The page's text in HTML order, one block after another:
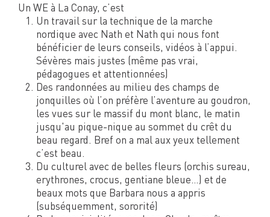
Un WE à La Conay, c’est
Un travail sur la technique de la marche
nordique avec Nath et Nath qui nous font
bénéficier de leurs conseils, vidéos à l’appui.
Sévères mais justes (même pas vrai,
pédagogues et attentionnées)
Des randonnées au milieu des champs de
jonquilles où l’on préfère l’aventure au goudron,
les vues sur le massif du mont blanc, le matin
jusqu'au pique-nique au sommet du crêt du
beau regard. Bref on a mal aux yeux tellement
c’est beau.
Du culturel avec de belles fleurs (orchis sureau,
erythrones, crocus, gentiane bleue…) et de
beaux mots que Barbara nous a appris
(subséquemment, sororité)